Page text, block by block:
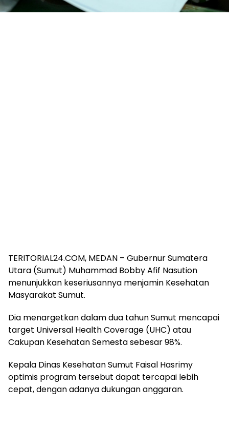
TERITORIAL24.COM, MEDAN – Gubernur Sumatera
Utara (Sumut) Muhammad Bobby Afif Nasution
menunjukkan keseriusannya menjamin Kesehatan
Masyarakat Sumut.
Dia menargetkan dalam dua tahun Sumut mencapai
target Universal Health Coverage (UHC) atau
Cakupan Kesehatan Semesta sebesar 98%.
Kepala Dinas Kesehatan Sumut Faisal Hasrimy
optimis program tersebut dapat tercapai lebih
cepat, dengan adanya dukungan anggaran.